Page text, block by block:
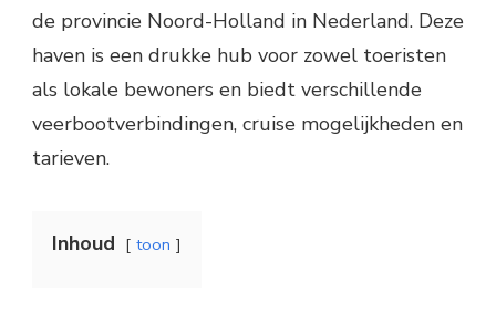
de provincie Noord-Holland in Nederland. Deze
haven is een drukke hub voor zowel toeristen
als lokale bewoners en biedt verschillende
veerbootverbindingen, cruise mogelijkheden en
tarieven.
Inhoud toon